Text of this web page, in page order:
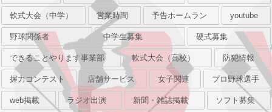
軟式大会（中学） 営業時間 予告ホームラン youtube
野球関係者 中学生募集 硬式募集
できることやります事業部 軟式大会（高校） 防犯情報
握力コンテスト 店舗サービス 女子関連 プロ野球選手
web掲載 ラジオ出演 新聞・雑誌掲載 ソフト募集